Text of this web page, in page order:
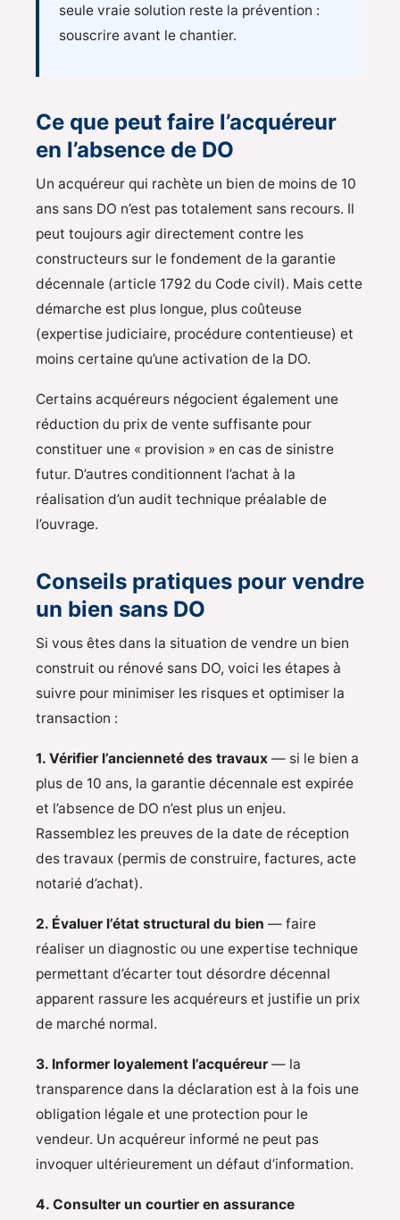
seule vraie solution reste la prévention :
souscrire avant le chantier.
Ce que peut faire l’acquéreur
en l’absence de DO
Un acquéreur qui rachète un bien de moins de 10
ans sans DO n’est pas totalement sans recours. Il
peut toujours agir directement contre les
constructeurs sur le fondement de la garantie
décennale (article 1792 du Code civil). Mais cette
démarche est plus longue, plus coûteuse
(expertise judiciaire, procédure contentieuse) et
moins certaine qu’une activation de la DO.
Certains acquéreurs négocient également une
réduction du prix de vente suffisante pour
constituer une « provision » en cas de sinistre
futur. D’autres conditionnent l’achat à la
réalisation d’un audit technique préalable de
l’ouvrage.
Conseils pratiques pour vendre
un bien sans DO
Si vous êtes dans la situation de vendre un bien
construit ou rénové sans DO, voici les étapes à
suivre pour minimiser les risques et optimiser la
transaction :
1. Vérifier l’ancienneté des travaux — si le bien a
plus de 10 ans, la garantie décennale est expirée
et l’absence de DO n’est plus un enjeu.
Rassemblez les preuves de la date de réception
des travaux (permis de construire, factures, acte
notarié d’achat).
2. Évaluer l’état structural du bien — faire
réaliser un diagnostic ou une expertise technique
permettant d’écarter tout désordre décennal
apparent rassure les acquéreurs et justifie un prix
de marché normal.
3. Informer loyalement l’acquéreur — la
transparence dans la déclaration est à la fois une
obligation légale et une protection pour le
vendeur. Un acquéreur informé ne peut pas
invoquer ultérieurement un défaut d’information.
4. Consulter un courtier en assurance